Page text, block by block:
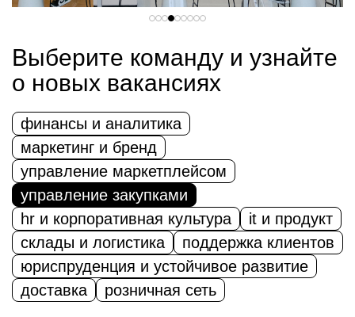
Выберите команду и узнайте
о новых вакансиях
финансы и аналитика
маркетинг и бренд
управление маркетплейсом
управление закупками
hr и корпоративная культура
it и продукт
склады и логистика
поддержка клиентов
юриспруденция и устойчивое развитие
доставка
розничная сеть